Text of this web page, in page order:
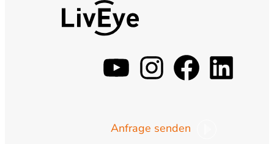
y
u
s
Anfrage senden